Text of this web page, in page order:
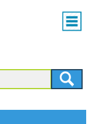
Main
menu